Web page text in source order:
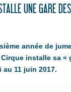
UNE GARE
année de
installe sa
au 11 juin 2017.